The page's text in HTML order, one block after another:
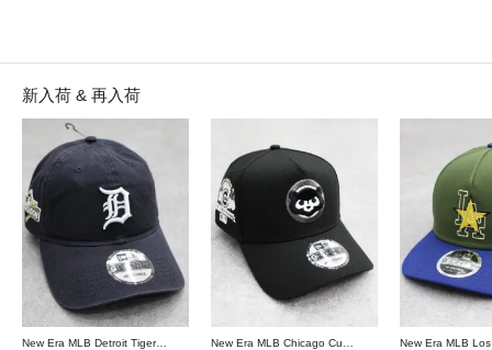
新入荷 & 再入荷
New Era MLB Detroit Tigers Postseason 9Twenty Strapback Cap - Navy